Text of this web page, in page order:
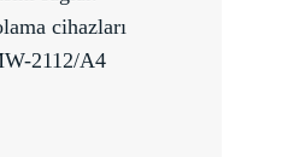
cihazları
2112/A4